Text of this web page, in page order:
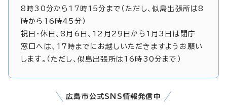
8時30分から17時15分まで（ただし、似島出張所は8
時から16時45分）
祝日・休日、8月6日、12月29日から1月3日は閉庁
窓口へは、17時までにお越しいただきますようお願い
します。（ただし、似島出張所は16時30分まで）
広島市公式SNS情報発信中